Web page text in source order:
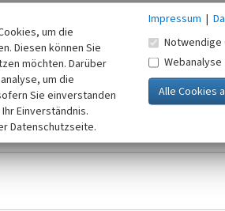
ausschließlich im Rahmen der KuLaDig-
Datenschutzgesetzes NRW und der seit
Hinweise zumDatenschutz
um die
Diesen können Sie
möchten. Darüber
um die
Sie einverstanden
Einverständnis.
Datenschutzseite.
Impressum |
Notwendige
Webanalyse